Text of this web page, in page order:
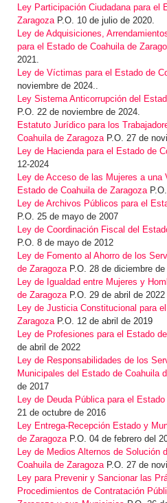
Ley Participación Ciudadana para el
Zaragoza P.O. 10 de julio de 2020.
Ley de Adquisiciones,
para el Estado de Coahuila de
2021.
Ley de Víctimas para el Estado de
noviembre de 2024..
Ley Sistema Anticorrupción del
P.O. 22 de noviembre de 2024.
Estatuto Jurídico para los
Coahuila de Zaragoza P.O. 27 de
Ley de Hacienda para el Estado de
12-2024
Ley de Acceso de las Mujeres a
Estado de Coahuila de Zaragoza
Ley de Archivos Públicos para el
P.O. 25 de mayo de 2007
Ley de Coordinación Fiscal del
P.O. 8 de mayo de 2012
Ley de Fomento al Ahorro de los
de Zaragoza P.O. 28 de diciembre de
Ley de Igualdad entre Mujeres y
de Zaragoza P.O. 29 de abril de 2022
Ley de Justicia Constitucional para
Zaragoza P.O. 12 de abril de 2019
Ley de Profesiones para el Estado
de abril de 2022
Ley de Responsabilidades de los
Municipales del Estado de Coahuila
de 2017
Ley de Deuda Pública para el
21 de octubre de 2016
Ley Entrega-Recepción Estado y
de Zaragoza P.O. 04 de febrero del
Ley de Medios Alternos de Solución
Coahuila de Zaragoza P.O. 27 de
Ley para Prevenir y Sancionar las
Procedimientos de Contratación